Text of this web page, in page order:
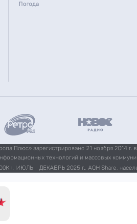
Погода
Плюс» зарегистрировано 21 ноября 2014
технологий и массовых
ИЮЛЬ - ДЕКАБРЬ 2025 г., AQH Share,